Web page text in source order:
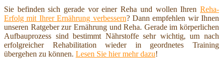
Sie befinden sich gerade vor einer Reha und wollen Ihren Reha-
Erfolg mit Ihrer Ernährung verbessern? Dann empfehlen wir Ihnen
unseren Ratgeber zur Ernährung und Reha. Gerade im körperlichen
Aufbauprozess sind bestimmt Nährstoffe sehr wichtig, um nach
erfolgreicher Rehabilitation wieder in geordnetes Training
übergehen zu können. Lesen Sie hier mehr dazu!